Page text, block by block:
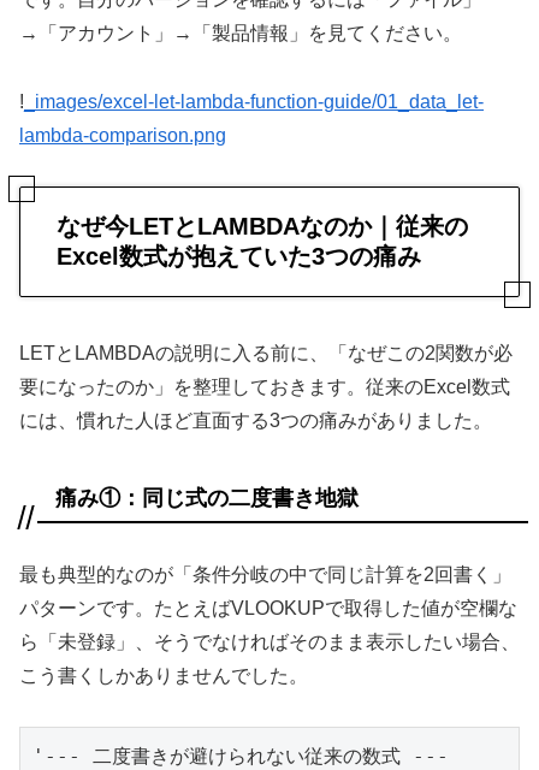
→「アカウント」→「製品情報」を見てください。
! _images/excel-let-lambda-function-guide/01_data_let-
lambda-comparison.png
なぜ今LETとLAMBDAなのか｜従来の
Excel数式が抱えていた3つの痛み
LETとLAMBDAの説明に入る前に、「なぜこの2関数が必
要になったのか」を整理しておきます。従来のExcel数式
には、慣れた人ほど直面する3つの痛みがありました。
痛み①：同じ式の二度書き地獄
最も典型的なのが「条件分岐の中で同じ計算を2回書く」
パターンです。たとえばVLOOKUPで取得した値が空欄な
ら「未登録」、そうでなければそのまま表示したい場合、
こう書くしかありませんでした。
'--- 二度書きが避けられない従来の数式 ---